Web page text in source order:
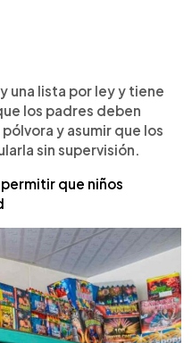
una lista por ley y tiene
los padres deben
y asumir que los
sin supervisión.
que niños